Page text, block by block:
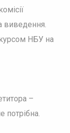
виведення.
НБУ на
–
потрібна.